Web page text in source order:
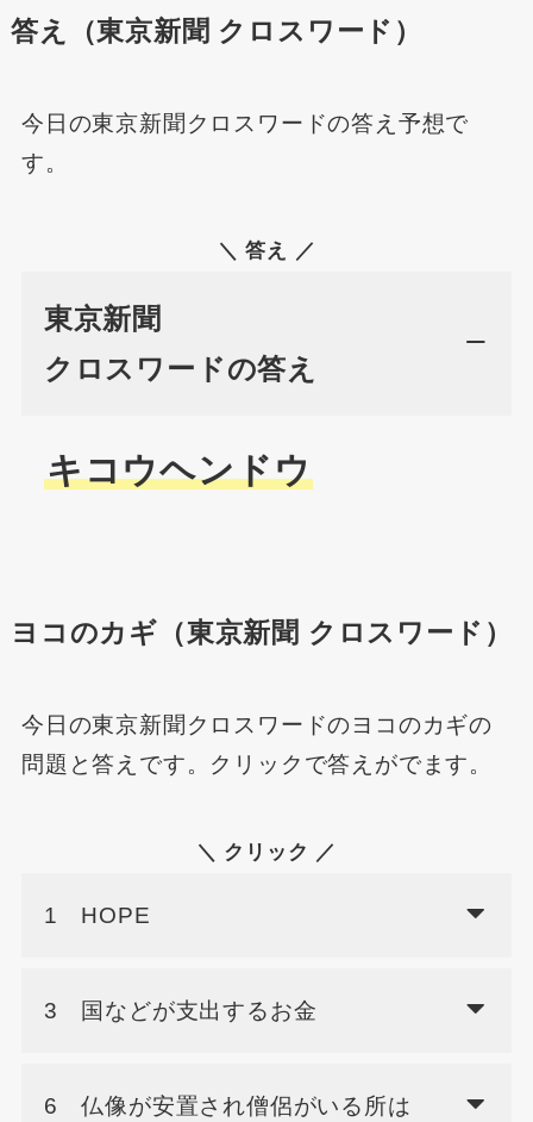
答え（東京新聞 クロスワード）
今日の東京新聞クロスワードの答え予想で
す。
＼ 答え ／
東京新聞
クロスワードの答え
キコウヘンドウ
ヨコのカギ（東京新聞 クロスワード）
今日の東京新聞クロスワードのヨコのカギの
問題と答えです。クリックで答えがでます。
＼ クリック ／
1 HOPE
3 国などが支出するお金
6 仏像が安置され僧侶がいる所は